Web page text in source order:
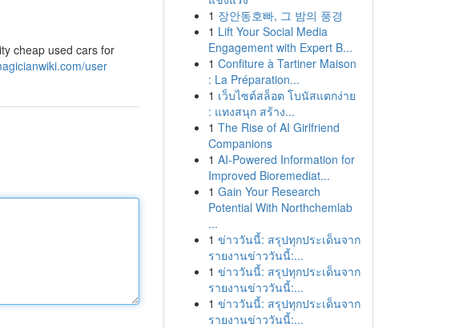
cheap used cars for
user
1 장안동호빠, 그 밤의 풍경
1 Lift Your Social Media
Engagement with Expert B...
1 Confiture à Tartiner Maison
: La Préparation...
1 เว็บไซต์สล็อต โบนัสแตกง่าย
: แทงสนุก สร้าง...
1 The Rise of AI Girlfriend
Companions
1 AI-Powered Information for
Improved Bioremediat...
1 Gain Your Research
Potential With Northchemlab
...
1 ข่าววันนี้: สรุปทุกประเด็นจาก
รายงานข่าววันนี้:...
1 ข่าววันนี้: สรุปทุกประเด็นจาก
รายงานข่าววันนี้:...
1 ข่าววันนี้: สรุปทุกประเด็นจาก
รายงานข่าววันนี้:...